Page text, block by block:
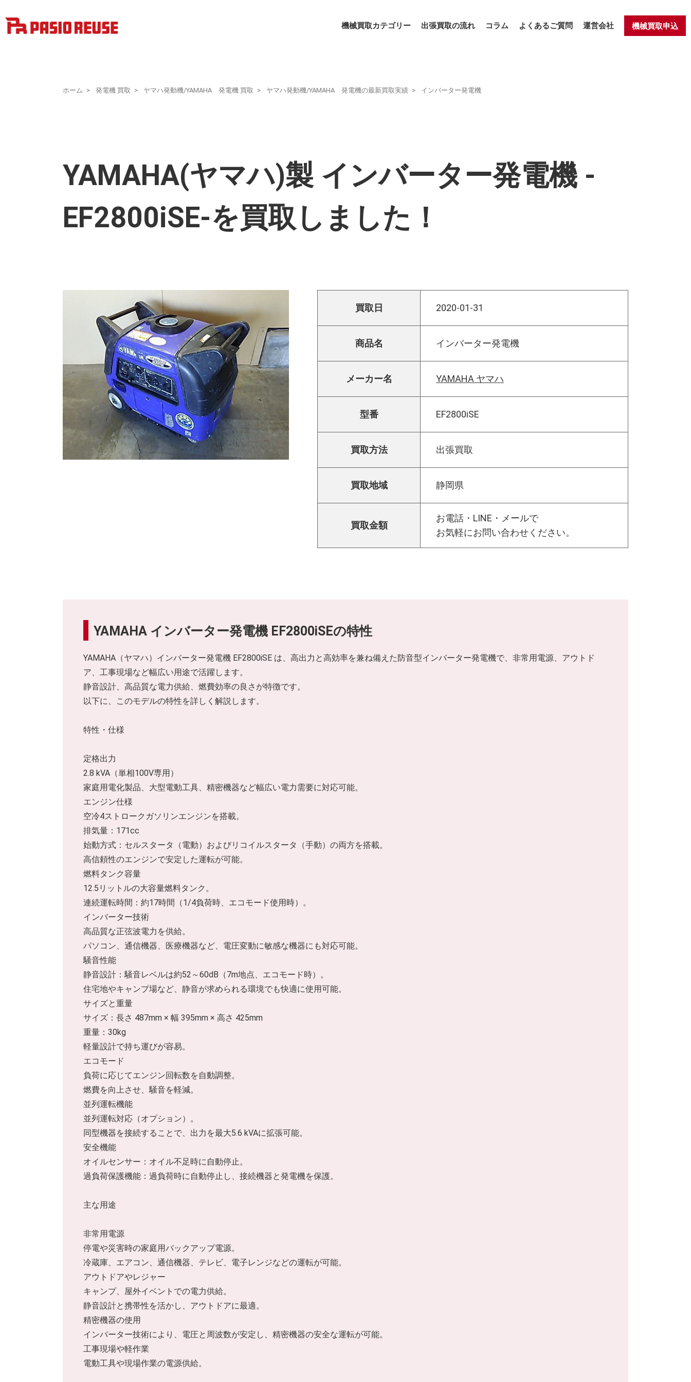
機械買取カテゴリー 出張買取の流れ コラム よくあるご質問 運営会社 機械買取申込
ホーム 発電機 買取 ヤマハ発動機/YAMAHA 発電機 買取 ヤマハ発動機/YAMAHA 発電機の最新買取実績 インバーター発電機
YAMAHA(ヤマハ)製 インバーター発電機 -
EF2800iSE-を買取しました！
買取日 2020-01-31
商品名 インバーター発電機
メーカー名 YAMAHA ヤマハ
型番 EF2800iSE
買取方法 出張買取
買取地域 静岡県
買取金額
お電話・LINE・メールで
お気軽にお問い合わせください。
YAMAHA インバーター発電機 EF2800iSEの特性
YAMAHA（ヤマハ）インバーター発電機 EF2800iSE は、高出力と高効率を兼ね備えた防音型インバーター発電機で、非常用電源、アウトド
ア、工事現場など幅広い用途で活躍します。
静音設計、高品質な電力供給、燃費効率の良さが特徴です。
以下に、このモデルの特性を詳しく解説します。
特性・仕様
定格出力
2.8 kVA（単相100V専用）
家庭用電化製品、大型電動工具、精密機器など幅広い電力需要に対応可能。
エンジン仕様
空冷4ストロークガソリンエンジンを搭載。
排気量：171cc
始動方式：セルスタータ（電動）およびリコイルスタータ（手動）の両方を搭載。
高信頼性のエンジンで安定した運転が可能。
燃料タンク容量
12.5リットルの大容量燃料タンク。
連続運転時間：約17時間（1/4負荷時、エコモード使用時）。
インバーター技術
高品質な正弦波電力を供給。
パソコン、通信機器、医療機器など、電圧変動に敏感な機器にも対応可能。
騒音性能
静音設計：騒音レベルは約52～60dB（7m地点、エコモード時）。
住宅地やキャンプ場など、静音が求められる環境でも快適に使用可能。
サイズと重量
サイズ：長さ 487mm × 幅 395mm × 高さ 425mm
重量：30kg
軽量設計で持ち運びが容易。
エコモード
負荷に応じてエンジン回転数を自動調整。
燃費を向上させ、騒音を軽減。
並列運転機能
並列運転対応（オプション）。
同型機器を接続することで、出力を最大5.6 kVAに拡張可能。
安全機能
オイルセンサー：オイル不足時に自動停止。
過負荷保護機能：過負荷時に自動停止し、接続機器と発電機を保護。
主な用途
非常用電源
停電や災害時の家庭用バックアップ電源。
冷蔵庫、エアコン、通信機器、テレビ、電子レンジなどの運転が可能。
アウトドアやレジャー
キャンプ、屋外イベントでの電力供給。
静音設計と携帯性を活かし、アウトドアに最適。
精密機器の使用
インバーター技術により、電圧と周波数が安定し、精密機器の安全な運転が可能。
工事現場や軽作業
電動工具や現場作業の電源供給。